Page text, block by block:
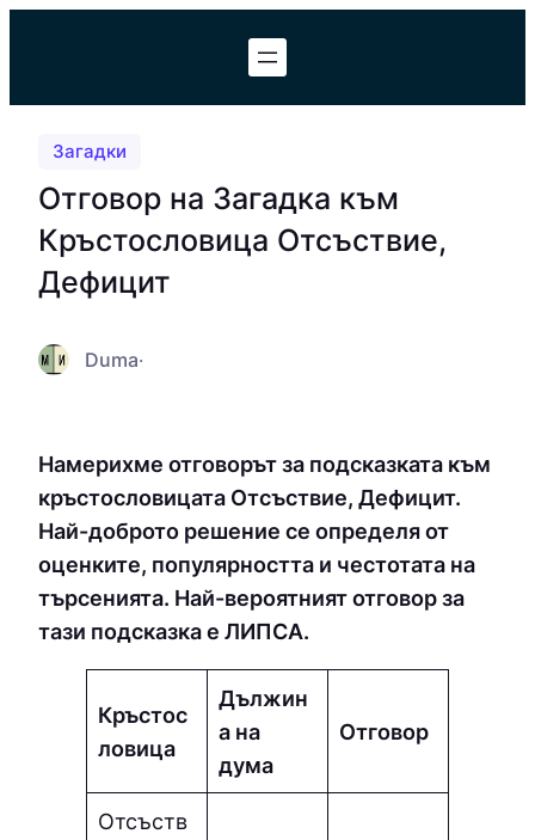
Загадки
Отговор на Загадка към
Кръстословица Отсъствие,
Дефицит
Duma·
Намерихме отговорът за подсказката към
кръстословицата Отсъствие, Дефицит.
Най-доброто решение се определя от
оценките, популярността и честотата на
търсенията. Най-вероятният отговор за
тази подсказка е ЛИПCA.
Кръстос
ловица
Дължин
а на
дума
Отговор
Отсъств